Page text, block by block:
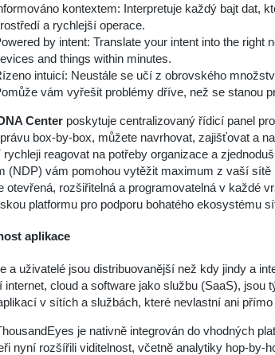
kontextem: Interpretuje každý bajt dat,
a rychlejší operace.
by intent: Translate your intent into the
and things within minutes.
intuicí: Neustále se učí z obrovského
vám vyřešit problémy dříve, než se stanou
Center poskytuje centralizovaný řídicí panel
box-by-box, můžete navrhovat, zajišťovat a
rychleji reagovat na potřeby organizace a
(NDP) vám pomohou vytěžit maximum z vaší
otevřená, rozšiřitelná a programovatelná v každé
platformu pro podporu bohatého ekosystému
aplikace
a uživatelé jsou distribuovanější než kdy jindy a
internet, cloud a software jako službu (SaaS),
v sítích a službách, které nevlastní ani přímo
je nativně integrován do vhodných
nyní rozšířili viditelnost, včetně analytiky hop-